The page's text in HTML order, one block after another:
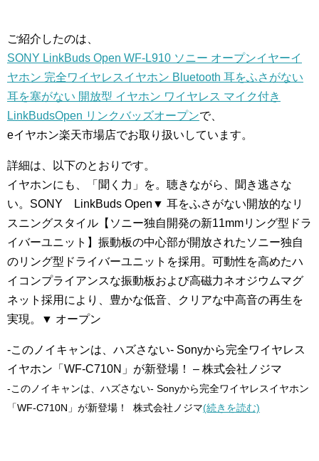
ご紹介したのは、
SONY LinkBuds Open WF-L910 ソニー オープンイヤーイ
ヤホン 完全ワイヤレスイヤホン Bluetooth 耳をふさがない
耳を塞がない 開放型 イヤホン ワイヤレス マイク付き
LinkBudsOpen リンクバッズオープンで、
eイヤホン楽天市場店でお取り扱いしています。
詳細は、以下のとおりです。
イヤホンにも、「聞く力」を。聴きながら、聞き逃さな
い。SONY LinkBuds Open▼ 耳をふさがない開放的なリ
スニングスタイル【ソニー独自開発の新11mmリング型ドラ
イバーユニット】振動板の中心部が開放されたソニー独自
のリング型ドライバーユニットを採用。可動性を高めたハ
イコンプライアンスな振動板および高磁力ネオジウムマグ
ネット採用により、豊かな低音、クリアな中高音の再生を
実現。▼ オープン
‐このノイキャンは、ハズさない‐ Sonyから完全ワイヤレス
イヤホン「WF-C710N」が新登場！ – 株式会社ノジマ
‐このノイキャンは、ハズさない‐ Sonyから完全ワイヤレスイヤホン
「WF-C710N」が新登場！ 株式会社ノジマ(続きを読む)